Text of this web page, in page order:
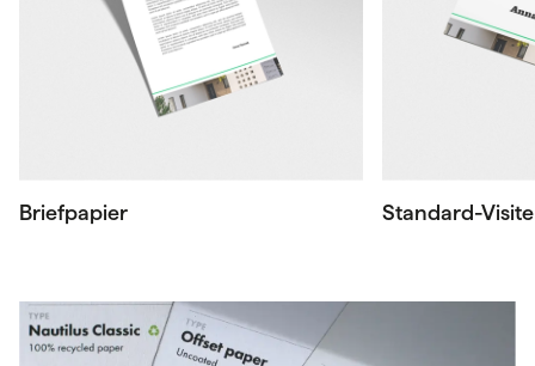
Briefpapier Standard-